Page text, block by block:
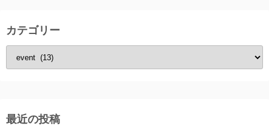
送
り
カテゴリー
テ
ー
最近の投稿